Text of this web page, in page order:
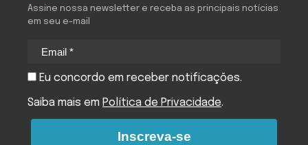
Assine nossa newsletter e receba as principais notícias
em seu e-mail
Eu concordo em receber notificações.
Saiba mais em Política de Privacidade.
Inscreva-se